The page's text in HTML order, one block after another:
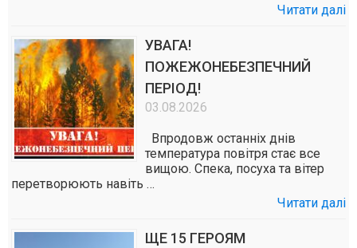
Читати далі
УВАГА!
ПОЖЕЖОНЕБЕЗПЕЧНИЙ
ПЕРІОД!
03.08.2026
Впродовж останніх днів
температура повітря стає все
вищою. Спека, посуха та вітер
перетворюють навіть …
Читати далі
ЩЕ 15 ГЕРОЯМ